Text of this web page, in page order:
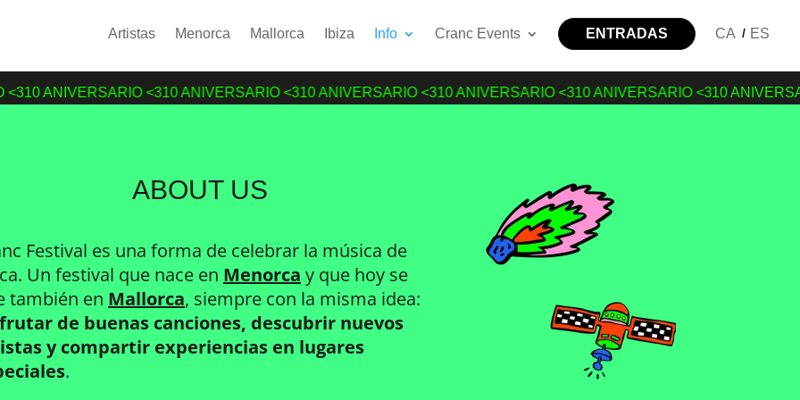
Artistas Menorca Mallorca Ibiza Info Cranc Events ENTRADAS CA ES
ANIVERSARIO <310 ANIVERSARIO <310 ANIVERSARIO <310 ANIVERSARIO <310 ANIVERSARIO <310 ANIVERSARIO
ABOUT US
Festival es una forma de celebrar la música de
Un festival que nace en Menorca y que hoy se
también en Mallorca, siempre con la misma idea:
de buenas canciones, descubrir nuevos
y compartir experiencias en lugares
.